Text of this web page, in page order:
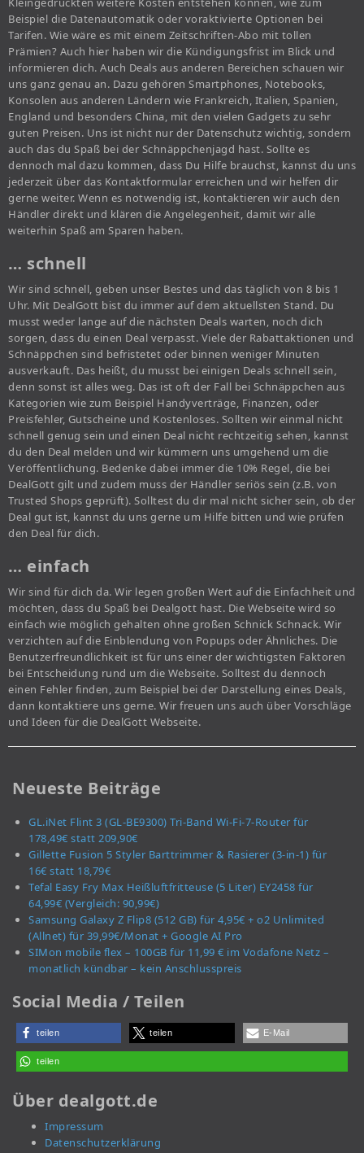
Beispiel die Datenautomatik oder voraktivierte Optionen bei
Tarifen. Wie wäre es mit einem Zeitschriften-Abo mit tollen
Prämien? Auch hier haben wir die Kündigungsfrist im Blick und
informieren dich. Auch Deals aus anderen Bereichen schauen wir
uns ganz genau an. Dazu gehören Smartphones, Notebooks,
Konsolen aus anderen Ländern wie Frankreich, Italien, Spanien,
England und besonders China, mit den vielen Gadgets zu sehr
guten Preisen. Uns ist nicht nur der Datenschutz wichtig, sondern
auch das du Spaß bei der Schnäppchenjagd hast. Sollte es
dennoch mal dazu kommen, dass Du Hilfe brauchst, kannst du uns
jederzeit über das Kontaktformular erreichen und wir helfen dir
gerne weiter. Wenn es notwendig ist, kontaktieren wir auch den
Händler direkt und klären die Angelegenheit, damit wir alle
weiterhin Spaß am Sparen haben.
… schnell
Wir sind schnell, geben unser Bestes und das täglich von 8 bis 1
Uhr. Mit DealGott bist du immer auf dem aktuellsten Stand. Du
musst weder lange auf die nächsten Deals warten, noch dich
sorgen, dass du einen Deal verpasst. Viele der Rabattaktionen und
Schnäppchen sind befristetet oder binnen weniger Minuten
ausverkauft. Das heißt, du musst bei einigen Deals schnell sein,
denn sonst ist alles weg. Das ist oft der Fall bei Schnäppchen aus
Kategorien wie zum Beispiel Handyverträge, Finanzen, oder
Preisfehler, Gutscheine und Kostenloses. Sollten wir einmal nicht
schnell genug sein und einen Deal nicht rechtzeitig sehen, kannst
du den Deal melden und wir kümmern uns umgehend um die
Veröffentlichung. Bedenke dabei immer die 10% Regel, die bei
DealGott gilt und zudem muss der Händler seriös sein (z.B. von
Trusted Shops geprüft). Solltest du dir mal nicht sicher sein, ob der
Deal gut ist, kannst du uns gerne um Hilfe bitten und wie prüfen
den Deal für dich.
… einfach
Wir sind für dich da. Wir legen großen Wert auf die Einfachheit und
möchten, dass du Spaß bei Dealgott hast. Die Webseite wird so
einfach wie möglich gehalten ohne großen Schnick Schnack. Wir
verzichten auf die Einblendung von Popups oder Ähnliches. Die
Benutzerfreundlichkeit ist für uns einer der wichtigsten Faktoren
bei Entscheidung rund um die Webseite. Solltest du dennoch
einen Fehler finden, zum Beispiel bei der Darstellung eines Deals,
dann kontaktiere uns gerne. Wir freuen uns auch über Vorschläge
und Ideen für die DealGott Webseite.
Neueste Beiträge
GL.iNet Flint 3 (GL-BE9300) Tri-Band Wi-Fi-7-Router für
178,49€ statt 209,90€
Gillette Fusion 5 Styler Barttrimmer & Rasierer (3-in-1) für
16€ statt 18,79€
Tefal Easy Fry Max Heißluftfritteuse (5 Liter) EY2458 für
64,99€ (Vergleich: 90,99€)
Samsung Galaxy Z Flip8 (512 GB) für 4,95€ + o2 Unlimited
(Allnet) für 39,99€/Monat + Google AI Pro
SIMon mobile flex – 100GB für 11,99 € im Vodafone Netz –
monatlich kündbar – kein Anschlusspreis
Social Media / Teilen
teilen teilen E-Mail
teilen
Über dealgott.de
Impressum
Datenschutzerklärung